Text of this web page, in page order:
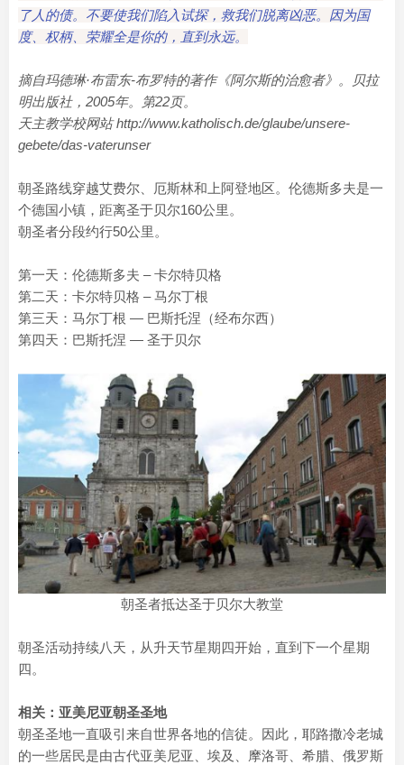
了人的债。不要使我们陷入试探，救我们脱离凶恶。因为国
度、权柄、荣耀全是你的，直到永远。
摘自玛德琳·布雷东-布罗特的著作《阿尔斯的治愈者》。贝拉
明出版社，2005年。第22页。
天主教学校网站 http://www.katholisch.de/glaube/unsere-
gebete/das-vaterunser
朝圣路线穿越艾费尔、厄斯林和上阿登地区。伦德斯多夫是一
个德国小镇，距离圣于贝尔160公里。
朝圣者分段约行50公里。
第一天：伦德斯多夫 – 卡尔特贝格
第二天：卡尔特贝格 – 马尔丁根
第三天：马尔丁根 — 巴斯托涅（经布尔西）
第四天：巴斯托涅 — 圣于贝尔
朝圣者抵达圣于贝尔大教堂
朝圣活动持续八天，从升天节星期四开始，直到下一个星期
四。
相关：亚美尼亚朝圣圣地
朝圣圣地一直吸引来自世界各地的信徒。因此，耶路撒冷老城
的一些居民是由古代亚美尼亚、埃及、摩洛哥、希腊、俄罗斯